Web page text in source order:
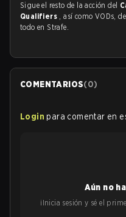
Sigue el resto de la acción del
Qualifiers , así como VODs,
todo en Strafe.
COMENTARIOS(0)
Login para comentar en
Aún no
¡Inicia sesión y sé el